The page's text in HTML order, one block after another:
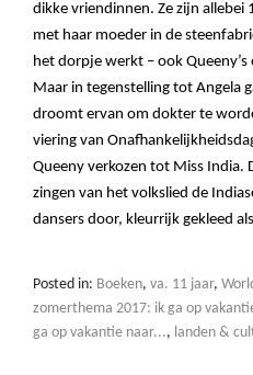
dikke vriendinnen. Ze zijn allebei
met haar moeder in de
het dorpje werkt – ook Queeny’s
Maar in tegenstelling tot Angela
droomt ervan om dokter te
viering van
Queeny verkozen tot Miss India.
zingen van het volkslied de
dansers door, kleurrijk gekleed
Posted in: Boeken, va. 11 jaar,
zomerthema 2017: ik ga op
ga op vakantie naar..., landen &